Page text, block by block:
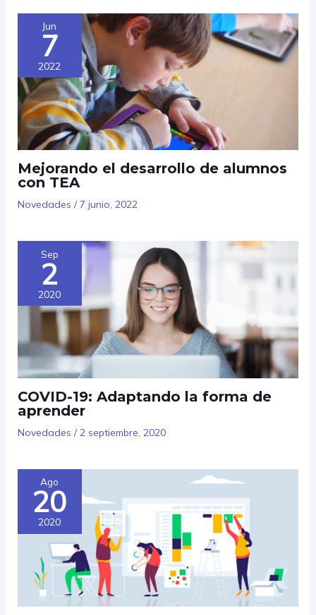
Jun
7
2022
Mejorando el desarrollo de alumnos
con TEA
Novedades /7 junio, 2022
Sep
2
2020
COVID-19: Adaptando la forma de
aprender
Novedades /2 septiembre, 2020
Ago
20
2020